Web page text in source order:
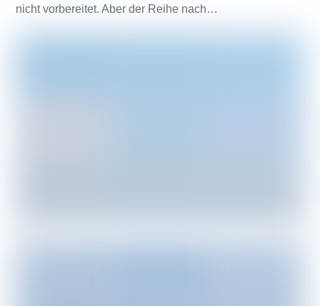
nicht vorbereitet. Aber der Reihe nach…